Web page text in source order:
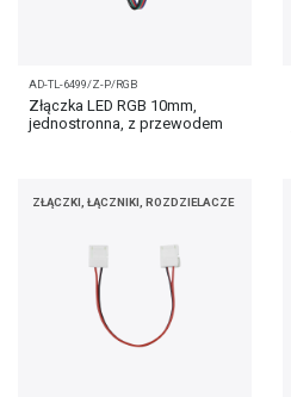
AD-TL-6499/Z-P/RGB
Złączka LED RGB 10mm,
jednostronna, z przewodem
ZŁĄCZKI, ŁĄCZNIKI, ROZDZIELACZE